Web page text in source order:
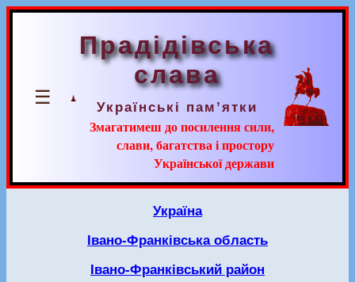
☰
Прадідівська
слава
Українські пам’ятки
Змагатимеш до посилення сили,
слави, багатства і простору
Української держави
Україна
Івано-Франківська область
Івано-Франківський район